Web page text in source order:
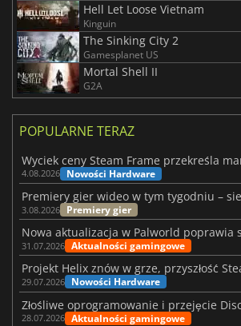
Hell Let Loose Vietnam
Kinguin
The Sinking City 2
Gamesplanet US
Mortal Shell II
G2A
POPULARNE TERAZ
4.08.2026 Nowości Hardware
3.08.2026 Premiery gier
31.07.2026 Aktualności gamingowe
29.07.2026 Nowości Hardware
28.07.2026 Aktualności gamingowe